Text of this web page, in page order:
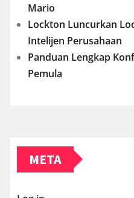
Mario
Lockton Luncurkan
Intelijen Perusahaan
Panduan Lengkap
Pemula
META